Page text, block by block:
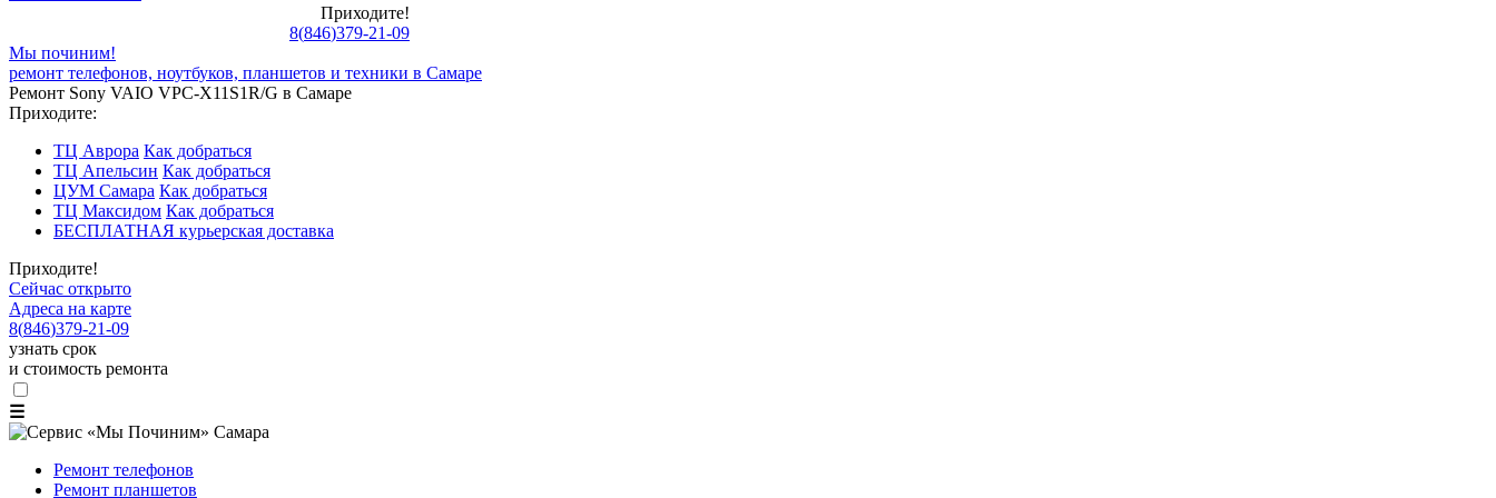
Приходите!
8(846)379-21-09
Мы починим!
ремонт телефонов, ноутбуков, планшетов и техники в Самаре
Ремонт Sony VAIO VPC-X11S1R/G в Самаре
Приходите:
ТЦ Аврора Как добраться
ТЦ Апельсин Как добраться
ЦУМ Самара Как добраться
ТЦ Максидом Как добраться
БЕСПЛАТНАЯ курьерская доставка
Приходите!
Сейчас открыто
Адреса на карте
8(846)379-21-09
узнать срок
и стоимость ремонта
☰
Ремонт телефонов
Ремонт планшетов